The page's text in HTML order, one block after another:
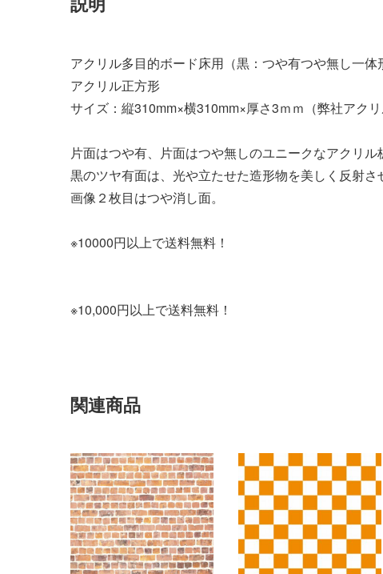
アクリル多目的ボード床用（黒：つや有つや無し一体
アクリル正方形
サイズ：縦310mm×横310mm×厚さ3ｍｍ（弊社アクリ
片面はつや有、片面はつや無しのユニークなアクリル
黒のツヤ有面は、光や立たせた造形物を美しく反射
画像２枚目はつや消し面。
※10000円以上で送料無料！
※10,000円以上で送料無料 ！
関連商品